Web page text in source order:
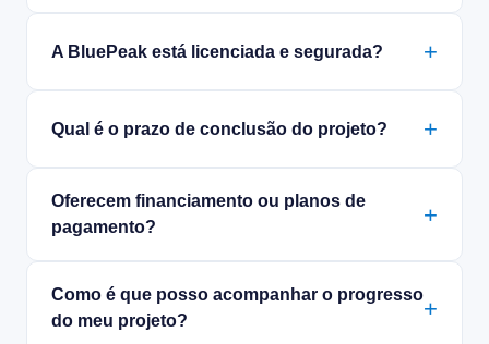
A BluePeak está licenciada e segurada?
Qual é o prazo de conclusão do projeto?
Oferecem financiamento ou planos de
pagamento?
Como é que posso acompanhar o progresso
do meu projeto?